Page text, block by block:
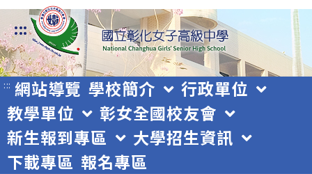
跳
轉
至
主
要
內
容
:::
::: 網站導覽 學校簡介
行政單位
教學單位
彰女全國校友會
新生報到專區
大學招生資訊
下載專區 報名專區